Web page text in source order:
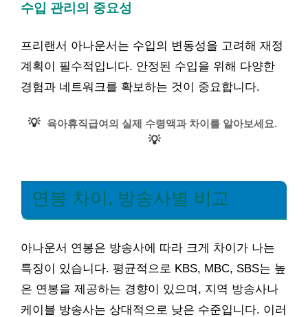
수입 관리의 중요성
프리랜서 아나운서는 수입의 변동성을 고려해 재정
계획이 필수적입니다. 안정된 수입을 위해 다양한
경험과 네트워크를 확보하는 것이 중요합니다.
💡 육아휴직급여의 실제 수령액과 차이를 알아보세요.
💡
연봉 차이, 방송사별 비교
아나운서 연봉은 방송사에 따라 크게 차이가 나는
특징이 있습니다. 평균적으로 KBS, MBC, SBS는 높
은 연봉을 제공하는 경향이 있으며, 지역 방송사나
케이블 방송사는 상대적으로 낮은 수준입니다. 이러